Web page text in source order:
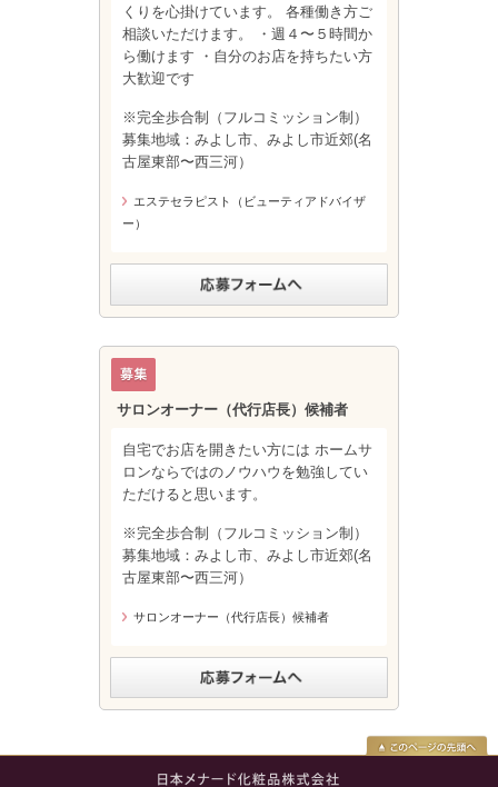
くりを心掛けています。 各種働き方ご
相談いただけます。 ・週４〜５時間か
ら働けます ・自分のお店を持ちたい方
大歓迎です
※完全歩合制（フルコミッション制）
募集地域：みよし市、みよし市近郊(名
古屋東部〜西三河）
エステセラピスト（ビューティアドバイザ
ー）
サロンオーナー（代行店長）候補者
自宅でお店を開きたい方には ホームサ
ロンならではのノウハウを勉強してい
ただけると思います。
※完全歩合制（フルコミッション制）
募集地域：みよし市、みよし市近郊(名
古屋東部〜西三河）
サロンオーナー（代行店長）候補者